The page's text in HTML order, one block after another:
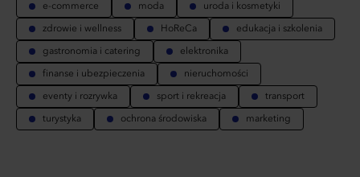
e-commerce moda uroda i kosmetyki
zdrowie i wellness HoReCa edukacja i szkolenia
gastronomia i catering elektronika
finanse i ubezpieczenia nieruchomości
eventy i rozrywka sport i rekreacja transport
turystyka ochrona środowiska marketing